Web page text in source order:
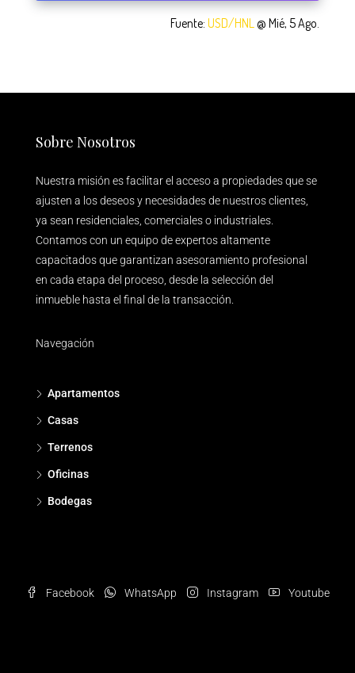
Fuente: USD/HNL @ Mié, 5 Ago.
Sobre Nosotros
Nuestra misión es facilitar el acceso a propiedades que se
ajusten a los deseos y necesidades de nuestros clientes,
ya sean residenciales, comerciales o industriales.
Contamos con un equipo de expertos altamente
capacitados que garantizan asesoramiento profesional
en cada etapa del proceso, desde la selección del
inmueble hasta el final de la transacción.
Navegación
Apartamentos
Casas
Terrenos
Oficinas
Bodegas
Facebook WhatsApp Instagram Youtube